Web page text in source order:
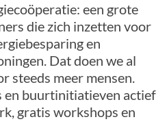
een grote
die zich inzetten voor
en
Dat doen we al
steeds meer mensen.
en buurtinitiatieven actief
gratis workshops en